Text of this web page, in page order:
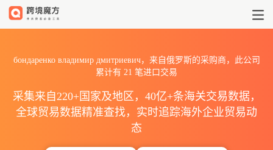
бондаренко владимир дмитриевич，来自俄罗斯的采购商，此公司
累计有 21 笔进口交易
采集来自220+国家及地区，40亿+条海关交易数据，
全球贸易数据精准查找，实时追踪海外企业贸易动
态